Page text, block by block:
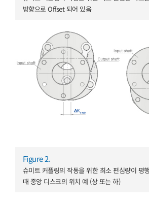
방향으로 Offset 되어 있음
Figure 2.
슈미트 커플링의 작동을 위한 최소 편심량이 평
때 중앙 디스크의 위치 예 (상 또는 하)